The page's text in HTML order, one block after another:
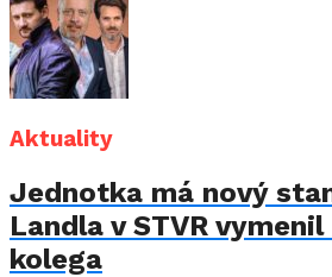
Aktuality
Jednotka má nový
Landla v STVR
kolega